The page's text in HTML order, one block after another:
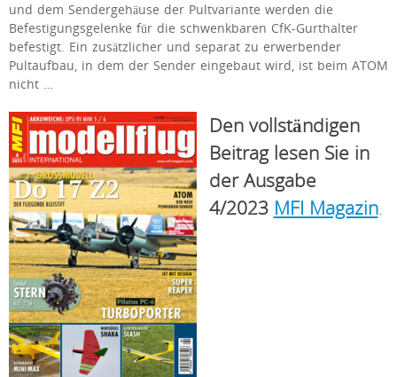
und dem Sendergehäuse der Pultvariante werden die
Befestigungsgelenke für die schwenkbaren CfK-Gurthalter
befestigt. Ein zusätzlicher und separat zu erwerbender
Pultaufbau, in dem der Sender eingebaut wird, ist beim ATOM
nicht …
Den vollständigen
Beitrag lesen Sie in
der Ausgabe
4/2023 MFI Magazin.